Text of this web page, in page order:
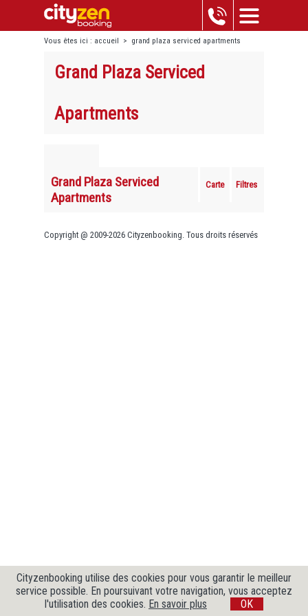
Vous êtes ici : accueil > grand plaza serviced apartments
Grand Plaza Serviced
Apartments
Grand Plaza Serviced
Apartments
Carte Filtres
Copyright @ 2009-2026 Cityzenbooking. Tous droits réservés
Cityzenbooking utilise des cookies pour vous garantir le meilleur
service possible. En poursuivant votre navigation, vous acceptez
l'utilisation des cookies. En savoir plus OK